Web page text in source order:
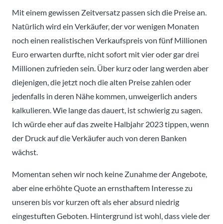
Mit einem gewissen Zeitversatz passen sich die Preise an.
Natürlich wird ein Verkäufer, der vor wenigen Monaten
noch einen realistischen Verkaufspreis von fünf Millionen
Euro erwarten durfte, nicht sofort mit vier oder gar drei
Millionen zufrieden sein. Über kurz oder lang werden aber
diejenigen, die jetzt noch die alten Preise zahlen oder
jedenfalls in deren Nähe kommen, unweigerlich anders
kalkulieren. Wie lange das dauert, ist schwierig zu sagen.
Ich würde eher auf das zweite Halbjahr 2023 tippen, wenn
der Druck auf die Verkäufer auch von deren Banken
wächst.
Momentan sehen wir noch keine Zunahme der Angebote,
aber eine erhöhte Quote an ernsthaftem Interesse zu
unseren bis vor kurzen oft als eher absurd niedrig
eingestuften Geboten. Hintergrund ist wohl, dass viele der